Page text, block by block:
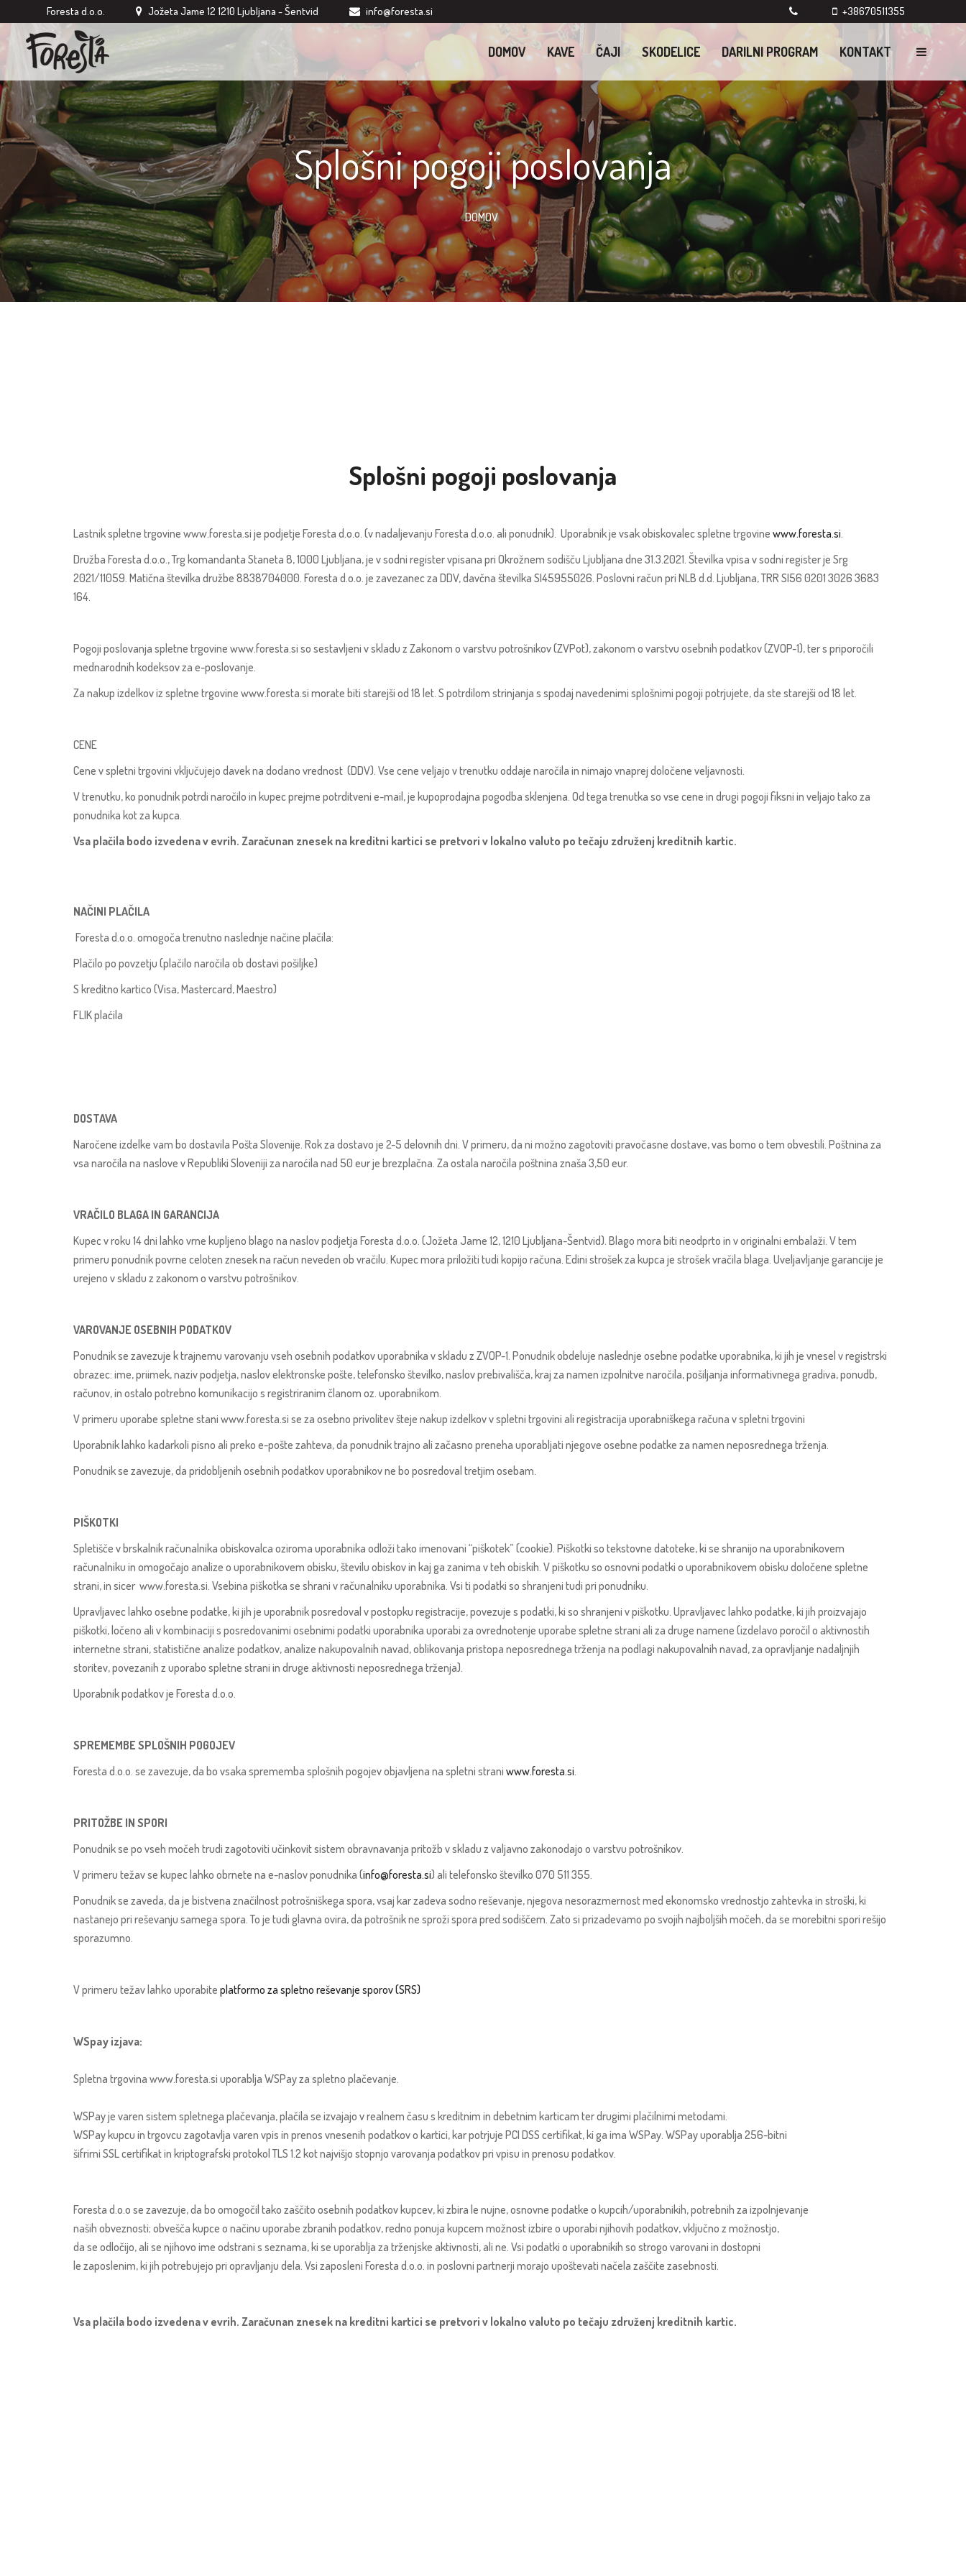
Foresta d.o.o. Jožeta Jame 12 1210 Ljubljana - Šentvid info@foresta.si +38670511355
DOMOV KAVE ČAJI SKODELICE DARILNI PROGRAM KONTAKT
Splošni pogoji poslovanja
DOMOV
Splošni pogoji poslovanja
Lastnik spletne trgovine www.foresta.si je podjetje Foresta d.o.o. (v nadaljevanju Foresta d.o.o. ali ponudnik). Uporabnik je vsak obiskovalec spletne trgovine www.foresta.si.
Družba Foresta d.o.o., Trg komandanta Staneta 8, 1000 Ljubljana, je v sodni register vpisana pri Okrožnem sodišču Ljubljana dne 31.3.2021. Številka vpisa v sodni register je Srg
2021/11059. Matična številka družbe 8838704000. Foresta d.o.o. je zavezanec za DDV, davčna številka SI45955026. Poslovni račun pri NLB d.d. Ljubljana, TRR SI56 0201 3026 3683
164.
Pogoji poslovanja spletne trgovine www.foresta.si so sestavljeni v skladu z Zakonom o varstvu potrošnikov (ZVPot), zakonom o varstvu osebnih podatkov (ZVOP-1), ter s priporočili
mednarodnih kodeksov za e-poslovanje.
Za nakup izdelkov iz spletne trgovine www.foresta.si morate biti starejši od 18 let. S potrdilom strinjanja s spodaj navedenimi splošnimi pogoji potrjujete, da ste starejši od 18 let.
CENE
Cene v spletni trgovini vključujejo davek na dodano vrednost (DDV). Vse cene veljajo v trenutku oddaje naročila in nimajo vnaprej določene veljavnosti.
V trenutku, ko ponudnik potrdi naročilo in kupec prejme potrditveni e-mail, je kupoprodajna pogodba sklenjena. Od tega trenutka so vse cene in drugi pogoji fiksni in veljajo tako za
ponudnika kot za kupca.
Vsa plačila bodo izvedena v evrih. Zaračunan znesek na kreditni kartici se pretvori v lokalno valuto po tečaju združenj kreditnih kartic.
NAČINI PLAČILA
Foresta d.o.o. omogoča trenutno naslednje načine plačila:
Plačilo po povzetju (plačilo naročila ob dostavi pošiljke)
S kreditno kartico (Visa, Mastercard, Maestro)
FLIK plaćila
DOSTAVA
Naročene izdelke vam bo dostavila Pošta Slovenije. Rok za dostavo je 2-5 delovnih dni. V primeru, da ni možno zagotoviti pravočasne dostave, vas bomo o tem obvestili. Poštnina za
vsa naročila na naslove v Republiki Sloveniji za naroćila nad 50 eur je brezplačna. Za ostala naročila poštnina znaša 3,50 eur.
VRAČILO BLAGA IN GARANCIJA
Kupec v roku 14 dni lahko vrne kupljeno blago na naslov podjetja Foresta d.o.o. (Jožeta Jame 12, 1210 Ljubljana-Šentvid). Blago mora biti neodprto in v originalni embalaži. V tem
primeru ponudnik povrne celoten znesek na račun neveden ob vračilu. Kupec mora priložiti tudi kopijo računa. Edini strošek za kupca je strošek vračila blaga. Uveljavljanje garancije je
urejeno v skladu z zakonom o varstvu potrošnikov.
VAROVANJE OSEBNIH PODATKOV
Ponudnik se zavezuje k trajnemu varovanju vseh osebnih podatkov uporabnika v skladu z ZVOP-1. Ponudnik obdeluje naslednje osebne podatke uporabnika, ki jih je vnesel v registrski
obrazec: ime, priimek, naziv podjetja, naslov elektronske pošte, telefonsko številko, naslov prebivališča, kraj za namen izpolnitve naročila, pošiljanja informativnega gradiva, ponudb,
računov, in ostalo potrebno komunikacijo s registriranim članom oz. uporabnikom.
V primeru uporabe spletne stani www.foresta.si se za osebno privolitev šteje nakup izdelkov v spletni trgovini ali registracija uporabniškega računa v spletni trgovini
Uporabnik lahko kadarkoli pisno ali preko e-pošte zahteva, da ponudnik trajno ali začasno preneha uporabljati njegove osebne podatke za namen neposrednega trženja.
Ponudnik se zavezuje, da pridobljenih osebnih podatkov uporabnikov ne bo posredoval tretjim osebam.
PIŠKOTKI
Spletišče v brskalnik računalnika obiskovalca oziroma uporabnika odloži tako imenovani “piškotek” (cookie). Piškotki so tekstovne datoteke, ki se shranijo na uporabnikovem
računalniku in omogočajo analize o uporabnikovem obisku, številu obiskov in kaj ga zanima v teh obiskih. V piškotku so osnovni podatki o uporabnikovem obisku določene spletne
strani, in sicer www.foresta.si. Vsebina piškotka se shrani v računalniku uporabnika. Vsi ti podatki so shranjeni tudi pri ponudniku.
Upravljavec lahko osebne podatke, ki jih je uporabnik posredoval v postopku registracije, povezuje s podatki, ki so shranjeni v piškotku. Upravljavec lahko podatke, ki jih proizvajajo
piškotki, ločeno ali v kombinaciji s posredovanimi osebnimi podatki uporabnika uporabi za ovrednotenje uporabe spletne strani ali za druge namene (izdelavo poročil o aktivnostih
internetne strani, statistične analize podatkov, analize nakupovalnih navad, oblikovanja pristopa neposrednega trženja na podlagi nakupovalnih navad, za opravljanje nadaljnjih
storitev, povezanih z uporabo spletne strani in druge aktivnosti neposrednega trženja).
Uporabnik podatkov je Foresta d.o.o.
SPREMEMBE SPLOŠNIH POGOJEV
Foresta d.o.o. se zavezuje, da bo vsaka sprememba splošnih pogojev objavljena na spletni strani www.foresta.si.
PRITOŽBE IN SPORI
Ponudnik se po vseh močeh trudi zagotoviti učinkovit sistem obravnavanja pritožb v skladu z valjavno zakonodajo o varstvu potrošnikov.
V primeru težav se kupec lahko obrnete na e-naslov ponudnika (info@foresta.si) ali telefonsko številko 070 511 355.
Ponudnik se zaveda, da je bistvena značilnost potrošniškega spora, vsaj kar zadeva sodno reševanje, njegova nesorazmernost med ekonomsko vrednostjo zahtevka in stroški, ki
nastanejo pri reševanju samega spora. To je tudi glavna ovira, da potrošnik ne sproži spora pred sodiščem. Zato si prizadevamo po svojih najboljših močeh, da se morebitni spori rešijo
sporazumno.
V primeru težav lahko uporabite platformo za spletno reševanje sporov (SRS)
WSpay izjava:
Spletna trgovina www.foresta.si uporablja WSPay za spletno plačevanje.
WSPay je varen sistem spletnega plačevanja, plačila se izvajajo v realnem času s kreditnim in debetnim karticam ter drugimi plačilnimi metodami.
WSPay kupcu in trgovcu zagotavlja varen vpis in prenos vnesenih podatkov o kartici, kar potrjuje PCI DSS certifikat, ki ga ima WSPay. WSPay uporablja 256-bitni
šifrirni SSL certifikat in kriptografski protokol TLS 1.2 kot najvišjo stopnjo varovanja podatkov pri vpisu in prenosu podatkov.
Foresta d.o.o se zavezuje, da bo omogočil tako zaščito osebnih podatkov kupcev, ki zbira le nujne, osnovne podatke o kupcih/uporabnikih, potrebnih za izpolnjevanje
naših obveznosti; obvešča kupce o načinu uporabe zbranih podatkov, redno ponuja kupcem možnost izbire o uporabi njihovih podatkov, vključno z možnostjo,
da se odločijo, ali se njihovo ime odstrani s seznama, ki se uporablja za trženjske aktivnosti, ali ne. Vsi podatki o uporabnikih so strogo varovani in dostopni
le zaposlenim, ki jih potrebujejo pri opravljanju dela. Vsi zaposleni Foresta d.o.o. in poslovni partnerji morajo upoštevati načela zaščite zasebnosti.
Vsa plačila bodo izvedena v evrih. Zaračunan znesek na kreditni kartici se pretvori v lokalno valuto po tečaju združenj kreditnih kartic.